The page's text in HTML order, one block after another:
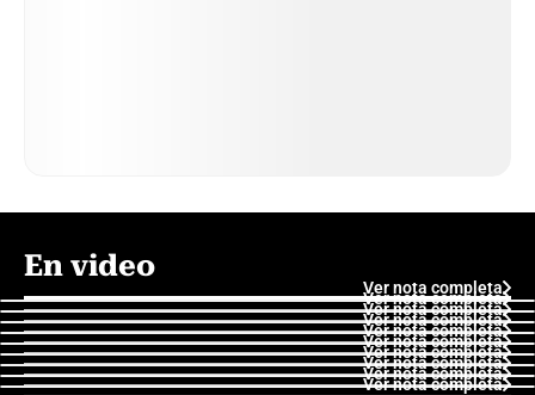
En video
Ver nota completa
Ver nota completa
Ver nota completa
Ver nota completa
Ver nota completa
Ver nota completa
Ver nota completa
Ver nota completa
Ver nota completa
Ver nota completa